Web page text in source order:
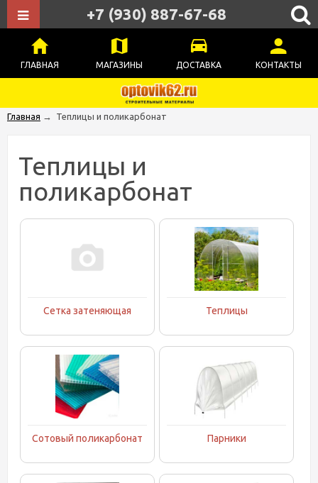
ГЛАВНАЯ МАГАЗИНЫ ДОСТАВКА КОНТАКТЫ
+7 (930) 887-67-68
Главная → Теплицы и поликарбонат
Теплицы и
поликарбонат
Сетка затеняющая Теплицы
Сотовый поликарбонат Парники